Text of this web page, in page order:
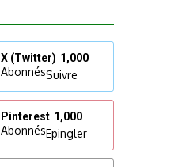
X (Twitter) 1,000
AbonnésSuivre
Pinterest 1,000
AbonnésEpingler